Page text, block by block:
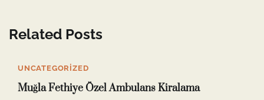
Related Posts
UNCATEGORIZED
Muğla Fethiye Özel Ambulans Kiralama